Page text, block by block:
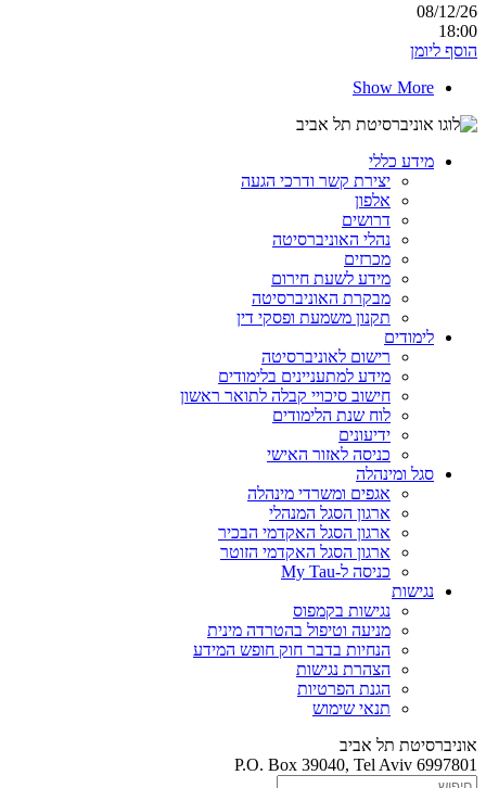
08/12/26
18:00
הוסף ליומן
Show More
מידע כללי
יצירת קשר ודרכי הגעה
אלפון
דרושים
נהלי האוניברסיטה
מכרזים
מידע לשעת חירום
מבקרת האוניברסיטה
תקנון משמעת ופסקי דין
לימודים
רישום לאוניברסיטה
מידע למתעניינים בלימודים
חישוב סיכויי קבלה לתואר ראשון
לוח שנת הלימודים
ידיעונים
כניסה לאזור האישי
סגל ומינהלה
אגפים ומשרדי מינהלה
ארגון הסגל המנהלי
ארגון הסגל האקדמי הבכיר
ארגון הסגל האקדמי הזוטר
כניסה ל-My Tau
נגישות
נגישות בקמפוס
מניעה וטיפול בהטרדה מינית
הנחיות בדבר חוק חופש המידע
הצהרת נגישות
הגנת הפרטיות
תנאי שימוש
אוניברסיטת תל אביב
P.O. Box 39040, Tel Aviv 6997801